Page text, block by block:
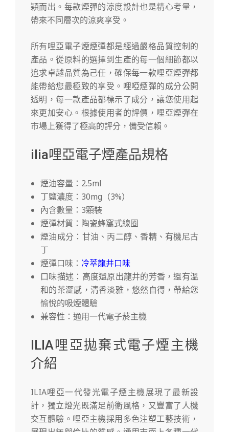
穎而出。每款煙彈的涼度設計也是精心考量，
帶來不同層次的涼爽享受。
所有哩亞電子煙煙彈都是經過嚴格品質控制的
產品。從原料的選擇到生產的每一個細節都以
追求卓越品質為己任，確保每一款哩亞煙彈都
能帶給您最極致的享受。哩啞煙彈的成分公開
透明，每一款產品都標示了成分，讓您使用起
來更加安心。根據使用者的評價，哩亞煙彈在
市場上獲得了極高的評分，備受信賴。
ilia哩亞電子煙產品規格
煙油容量：2.5ml
丁鹽濃度：30mg（3%）
內含數量：3顆裝
煙彈材質：陶瓷蜂窩式線圈
煙油成分：甘油、丙二醇、香精、有機尼古
丁
煙彈口味： 冷萃龍井口味
口味描述：高度還原出龍井的芳香，還有溫
和的茶澀感，清香淡雅，悠然自得，帶給您
愉悅的吸煙體驗
兼容性：通用一代電子菸主機
ILIA哩亞拋棄式電子煙主機
介紹
ILIA哩亞一代發光電子煙主機展現了最新設
計，獨立燈光既滿足前衛風格，又豐富了人機
交互體驗。哩亞主機採用多色注塑工藝技術，